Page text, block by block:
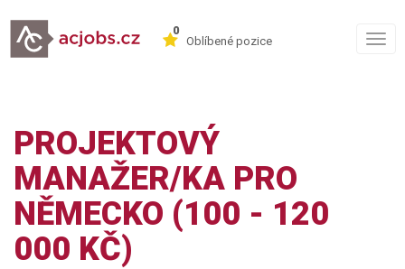
0
Oblíbené pozice
PROJEKTOVÝ
MANAŽER/KA PRO
NĚMECKO (100 - 120
000 KČ)